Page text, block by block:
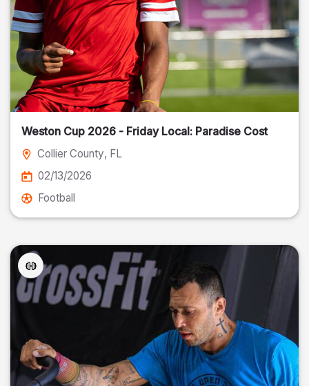
Weston Cup 2026 - Friday Local: Paradise Cost
Collier County, FL
02/13/2026
Football